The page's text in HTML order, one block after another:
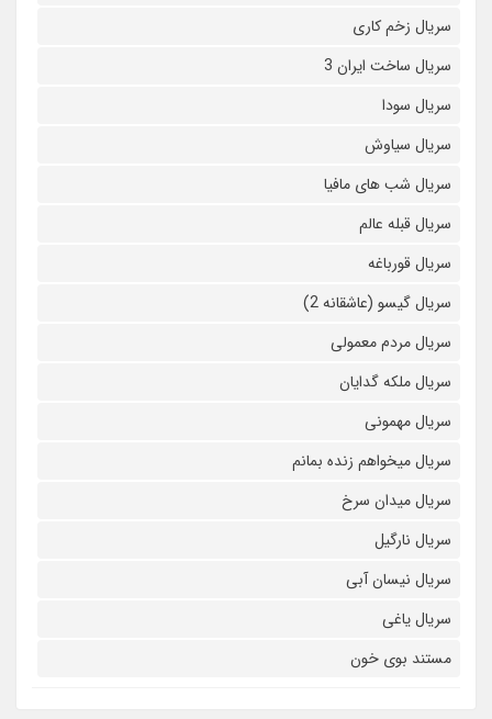
سریال زخم کاری
سریال ساخت ایران 3
سریال سودا
سریال سیاوش
سریال شب های مافیا
سریال قبله عالم
سریال قورباغه
سریال گیسو (عاشقانه 2)
سریال مردم معمولی
سریال ملکه گدایان
سریال مهمونی
سریال میخواهم زنده بمانم
سریال میدان سرخ
سریال نارگیل
سریال نیسان آبی
سریال یاغی
مستند بوی خون